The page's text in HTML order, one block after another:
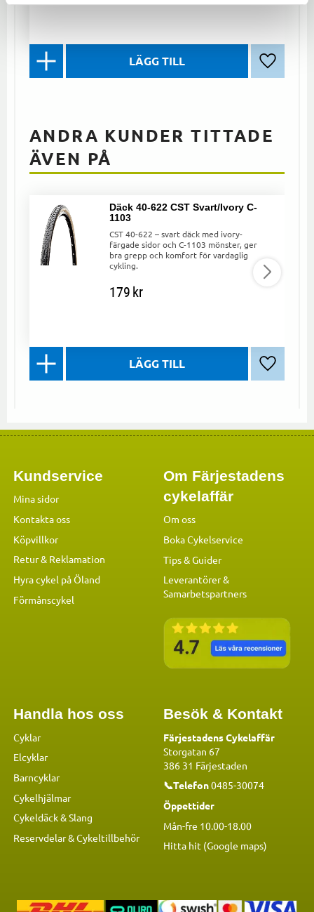
Lägg till
ANDRA KUNDER TITTADE
ÄVEN PÅ
Däck 40-622 CST Svart/Ivory C-
1103
CST 40-622 – svart däck med ivory-
färgade sidor och C-1103 mönster, ger
bra grepp och komfort för vardaglig
cykling.
179kr
Lägg till
Kundservice
Mina sidor
Kontakta oss
Köpvillkor
Retur & Reklamation
Hyra cykel på Öland
Förmånscykel
Om Färjestadens
cykelaffär
Om oss
Boka Cykelservice
Tips & Guider
Leverantörer &
Samarbetspartners
Handla hos oss
Cyklar
Elcyklar
Barncyklar
Cykelhjälmar
Cykeldäck & Slang
Reservdelar&Cykeltillbehör
Besök & Kontakt
Färjestadens Cykelaffär
Storgatan 67
386 31 Färjestaden
📞Telefon0485-30074
Öppettider
Mån-fre 10.00-18.00
Hitta hit (Google maps)